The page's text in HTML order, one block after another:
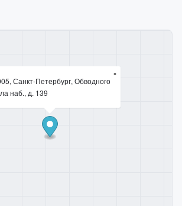
Санкт-Петербург, Обводного
наб., д. 139
×